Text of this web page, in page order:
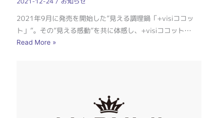
2021年9月に発売を開始した”見える調理鍋「+visiココッ
ト」”。その”見える感動”を共に体感し、+visiココット…
Read More »